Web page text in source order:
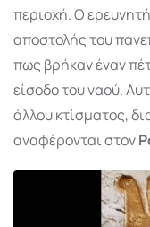
περιοχή. Ο
αποστολής του
πως βρήκαν έναν
είσοδο του ναού.
άλλου κτίσματος,
αναφέρονται στον